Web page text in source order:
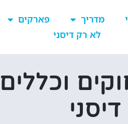
מדריך פארקים
לא רק דיסני
וכללים